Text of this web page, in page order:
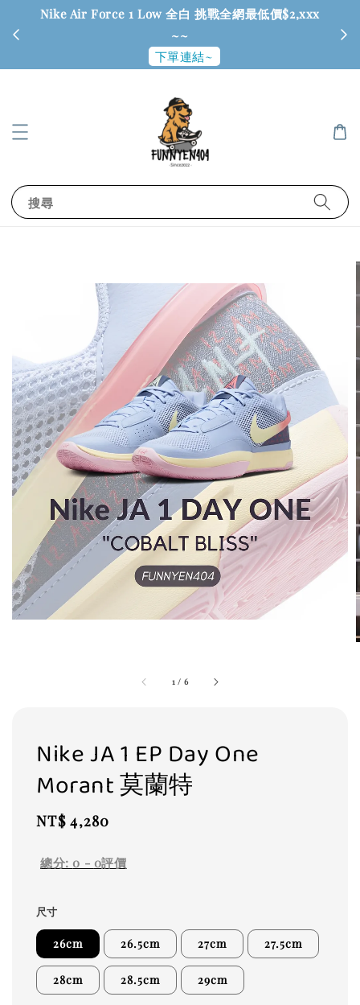
Nike Air Force 1 Low 全白 挑戰全網最低價$2,xxx
~~
下單連結~
搜尋
1 / 6
Nike JA 1 EP Day One
Morant 莫蘭特
Regular
NT$ 4,280
總分: 0 - 0評價
尺寸
26cm 26.5cm 27cm 27.5cm
28cm 28.5cm 29cm